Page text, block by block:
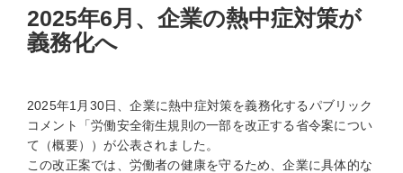
2025年6月、企業の熱中症対策が
義務化へ
2025年1月30日、企業に熱中症対策を義務化するパブリック
コメント「労働安全衛生規則の一部を改正する省令案につい
て（概要））が公表されました。
この改正案では、労働者の健康を守るため、企業に具体的な